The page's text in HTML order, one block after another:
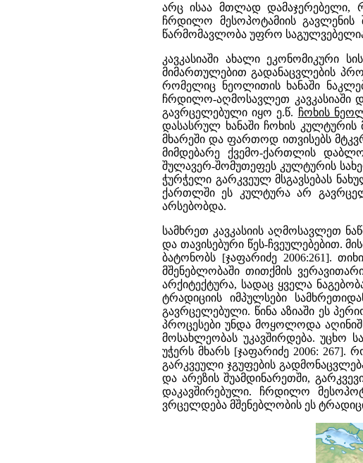
არც ისაა მთლად დამაჯერებელი,
ჩრდილო მესოპოტამიის გავლენის
წარმომავლობა უფრო საგულვებელია
კავკასიაში ახალი ეკონომიკური
მიმართულებით გადანაცვლების
რომელიც ნეოლითის ხანაში
ჩრდილო-აღმოსავლეთ კავკასიაში
გავრცელებული იყო ე.წ. ჩოხის
დასასრულ ხანაში ჩოხის კულტურის
მხარეში და ფართოდ ითვისებს
მიმდებარე ქვემო-ქართლის
შულავერ-შომუთეფეს კულტურის
ჭურჭელი გარკვეულ მსგავსებას
ქართლში ეს კულტურა არ
არსებობდა.
სამხრეთ კავკასიის აღმოსავლეთ
და თავისებური წეს-ჩვეულებებით.
ბატონობს [ჯაფარიძე 2006:261].
მშენებლობაში თითქმის
არქიტექტურა, სადაც ყველა
ტრადიციის იმპულსები
გავრცელებული. წინა აზიაში ეს
პროცესები უნდა მოყოლოდა
მოსახლეობას უკავშირდება. უცხო
უჭერს მხარს [ჯაფარიძე 2006:
გარკვეული ჯგუფების
და არეზის შუამდინარეთში,
დაკავშირებული. ჩრდილო
ვრცელდება მშენებლობის ეს